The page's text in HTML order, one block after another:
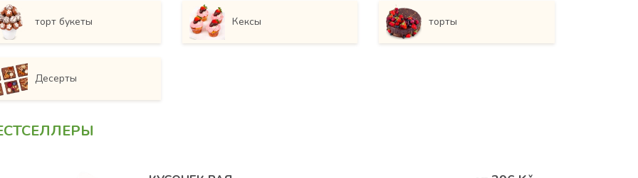
торт букеты Кексы торты
Десерты